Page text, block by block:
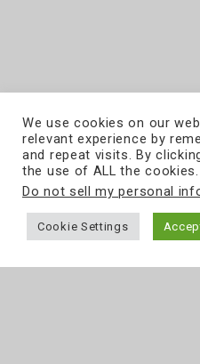
We use cookies on our
relevant experience by
and repeat visits. By
the use of ALL the cookies.
Do not sell my personal
Cookie Settings